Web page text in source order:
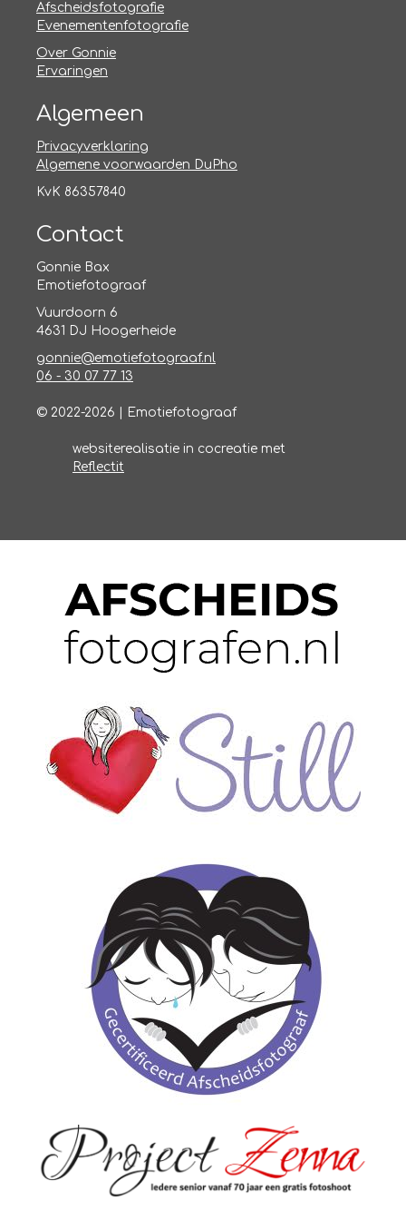
Afscheidsfotografie
Evenementenfotografie
Over Gonnie
Ervaringen
Algemeen
Privacyverklaring
Algemene voorwaarden DuPho
KvK 86357840
Contact
Gonnie Bax
Emotiefotograaf
Vuurdoorn 6
4631 DJ Hoogerheide
gonnie@emotiefotograaf.nl
06 - 30 07 77 13
© 2022-2026 | Emotiefotograaf
websiterealisatie in cocreatie met
Reflectit